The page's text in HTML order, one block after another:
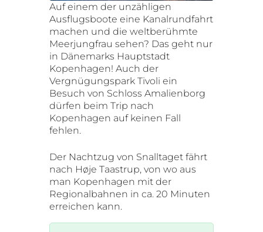
Auf einem der unzähligen
Ausflugsboote eine Kanalrundfahrt
machen und die weltberühmte
Meerjungfrau sehen? Das geht nur
in Dänemarks Hauptstadt
Kopenhagen! Auch der
Vergnügungspark Tivoli ein
Besuch von Schloss Amalienborg
dürfen beim Trip nach
Kopenhagen auf keinen Fall
fehlen.
Der Nachtzug von Snalltaget fährt
nach Høje Taastrup, von wo aus
man Kopenhagen mit der
Regionalbahnen in ca. 20 Minuten
erreichen kann.